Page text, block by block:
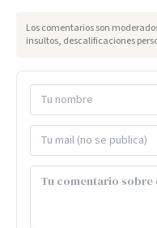
Los comentarios son
insultos, descalificaciones